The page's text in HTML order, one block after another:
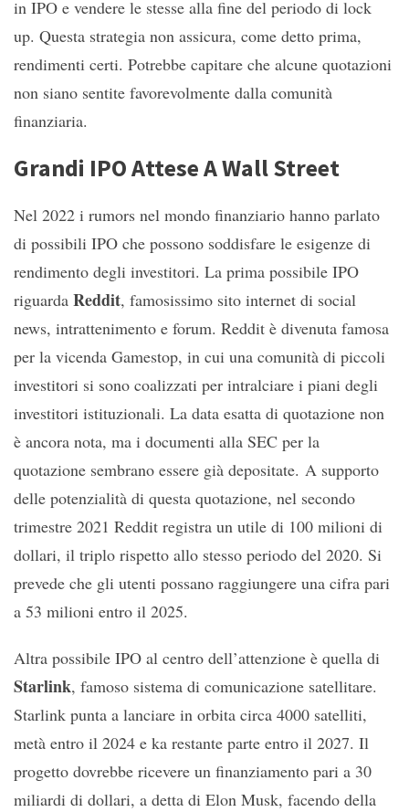
in IPO e vendere le stesse alla fine del periodo di lock
up. Questa strategia non assicura, come detto prima,
rendimenti certi. Potrebbe capitare che alcune quotazioni
non siano sentite favorevolmente dalla comunità
finanziaria.
Grandi IPO Attese A Wall Street
Nel 2022 i rumors nel mondo finanziario hanno parlato
di possibili IPO che possono soddisfare le esigenze di
rendimento degli investitori. La prima possibile IPO
riguarda Reddit, famosissimo sito internet di social
news, intrattenimento e forum. Reddit è divenuta famosa
per la vicenda Gamestop, in cui una comunità di piccoli
investitori si sono coalizzati per intralciare i piani degli
investitori istituzionali. La data esatta di quotazione non
è ancora nota, ma i documenti alla SEC per la
quotazione sembrano essere già depositate. A supporto
delle potenzialità di questa quotazione, nel secondo
trimestre 2021 Reddit registra un utile di 100 milioni di
dollari, il triplo rispetto allo stesso periodo del 2020. Si
prevede che gli utenti possano raggiungere una cifra pari
a 53 milioni entro il 2025.
Altra possibile IPO al centro dell’attenzione è quella di
Starlink, famoso sistema di comunicazione satellitare.
Starlink punta a lanciare in orbita circa 4000 satelliti,
metà entro il 2024 e ka restante parte entro il 2027. Il
progetto dovrebbe ricevere un finanziamento pari a 30
miliardi di dollari, a detta di Elon Musk, facendo della